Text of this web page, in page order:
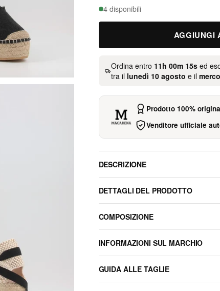
4 disponibili
AGGIUNGI
Ordina entro 11h 00m 15sed
tra il lunedì 10 agosto e il
Prodotto 100%
Venditore ufficiale
DESCRIZIONE
DETTAGLI DEL PRODOTTO
COMPOSIZIONE
INFORMAZIONI SUL MARCHIO
GUIDA ALLE TAGLIE